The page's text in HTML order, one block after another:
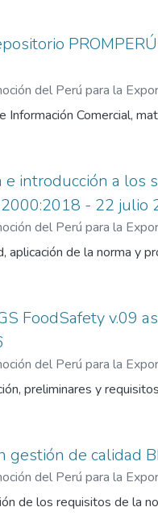
del Perú para la
Información Comercial,
e introducción a los
- 22 julio
del Perú para la
aplicación de la norma y
FoodSafety v.09
del Perú para la
preliminares y requisitos
gestión de calidad
del Perú para la
de los requisitos de la